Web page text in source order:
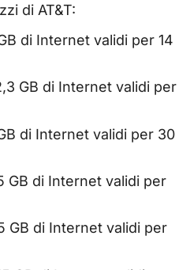
di AT&T:
di Internet validi per 14
GB di Internet validi per
di Internet validi per 30
GB di Internet validi per
GB di Internet validi per